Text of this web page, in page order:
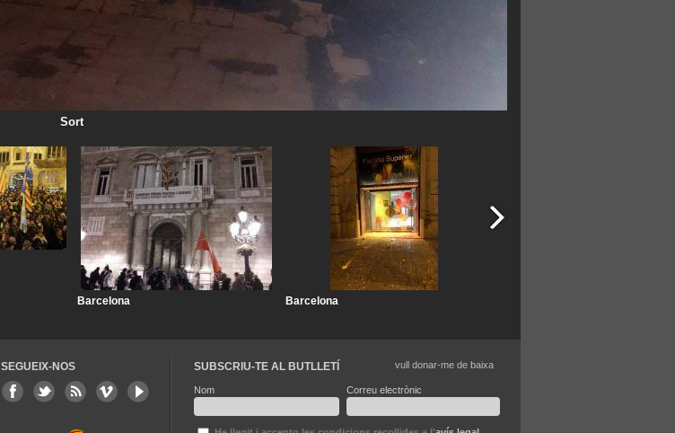
Sort
Barcelona Barcelona
SEGUEIX-NOS SUBSCRIU-TE AL BUTLLETÍ
Nom Correu electrònic
vull donar-me de baixa